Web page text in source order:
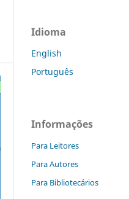
Idioma
English
Português
Informações
Para Leitores
Para Autores
Para Bibliotecários